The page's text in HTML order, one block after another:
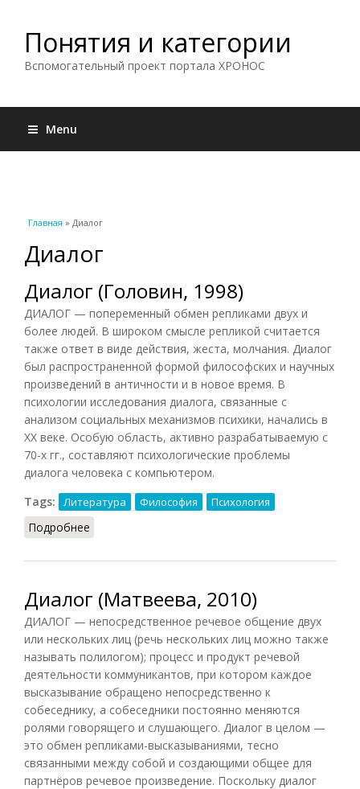
Понятия и категории
Вспомогательный проект портала ХРОНОС
Menu
Вы здесь
Главная » Диалог
Диалог
Диалог (Головин, 1998)
ДИАЛОГ — попеременный обмен репликами двух и
более людей. В широком смысле репликой считается
также ответ в виде действия, жеста, молчания. Диалог
был распространенной формой философских и научных
произведений в античности и в новое время. В
психологии исследования диалога, связанные с
анализом социальных механизмов психики, начались в
XX веке. Особую область, активно разрабатываемую с
70-х гг., составляют психологические проблемы
диалога человека с компьютером.
Tags:
Литература Философия Психология
Подробнее
Диалог (Матвеева, 2010)
ДИАЛОГ — непосредственное речевое общение двух
или нескольких лиц (речь нескольких лиц можно также
называть полилогом); процесс и продукт речевой
деятельности коммуникантов, при котором каждое
высказывание обращено непосредственно к
собеседнику, а собеседники постоянно меняются
ролями говорящего и слушающего. Диалог в целом —
это обмен репликами-высказываниями, тесно
связанными между собой и создающими общее для
партнёров речевое произведение. Поскольку диалог